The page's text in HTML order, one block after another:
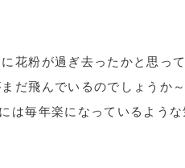
花粉が過ぎ去ったかと思っ
だ飛んでいるのでしょうか
は毎年楽になっているよう